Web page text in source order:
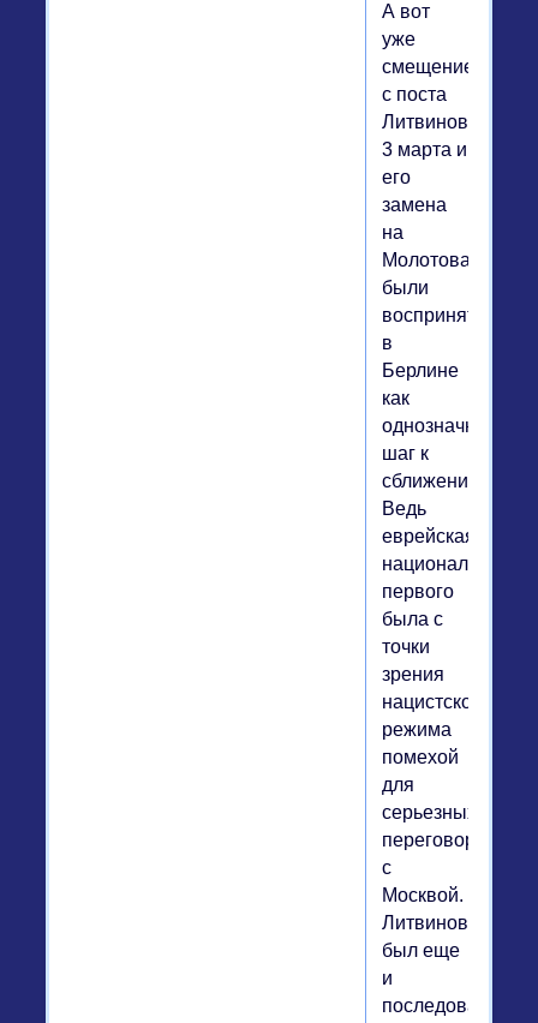
А вот
уже
смещение
с поста
Литвинова
3 марта и
его
замена
на
Молотова
были
восприняты
в
Берлине
как
однозначный
шаг к
сближению.
Ведь
еврейская
национальность
первого
была с
точки
зрения
нацистского
режима
помехой
для
серьезных
переговоров
с
Москвой.
Литвинов
был еще
и